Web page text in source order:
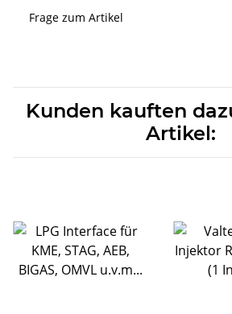
Frage zum Artikel
Kunden kauften
Artikel: